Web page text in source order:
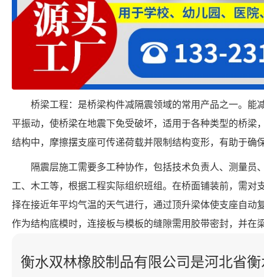
桥梁工程：是桥梁构件减隔震领域的常用产品之一。能
平振动，使桥梁在地震下免受破坏，适用于各种类型的桥梁
结构中，摩擦摆支座可传递荷载并限制结构变形，有助于确
隔震层施工需要多工种协作，包括技术负责人、测量员
工、木工等，根据工程实际组织班组。在桥面铺装前，需对
择在接近年平均气温的天气进行，通过顶升梁体使支座自动
作为结构底模时，连接板与模板的缝隙需用胶带密封，并在
衡水双林橡胶制品有限公司是河北省